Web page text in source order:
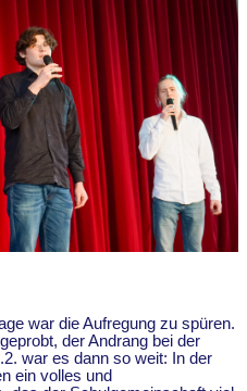
war die Aufregung zu spüren.
der Andrang bei der
war es dann so weit: In der
ein volles und